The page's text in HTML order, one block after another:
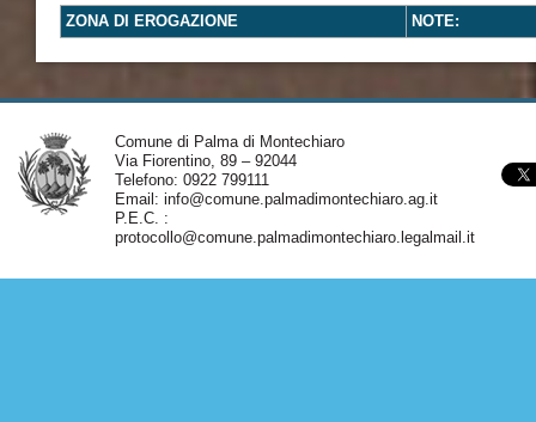
ZONA DI EROGAZIONE NOTE:
Comune di Palma di Montechiaro
Via Fiorentino, 89 – 92044
Telefono: 0922 799111
Email: info@comune.palmadimontechiaro.ag.it
P.E.C. :
protocollo@comune.palmadimontechiaro.legalmail.it